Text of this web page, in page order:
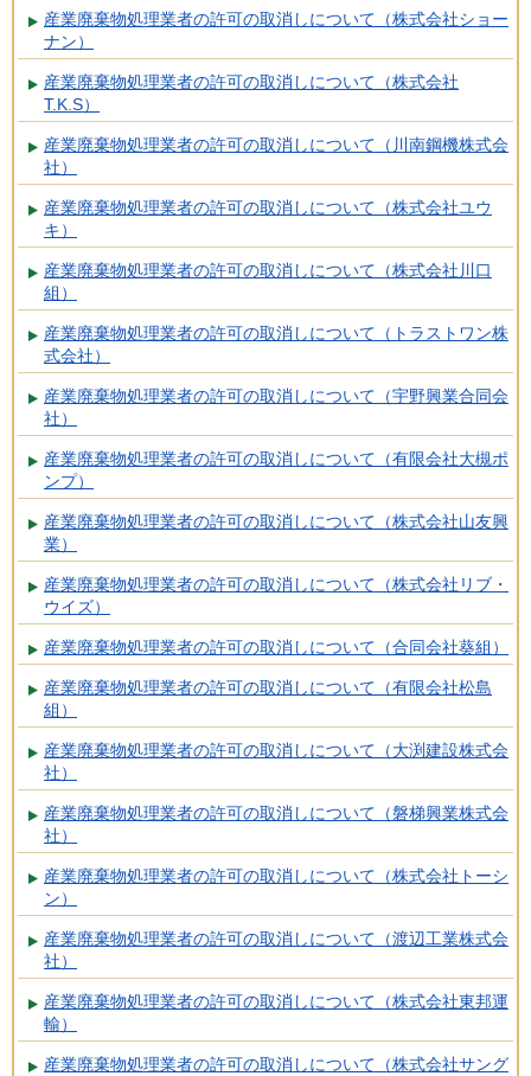
産業廃棄物処理業者の許可の取消しについて（株式会社ショー
ナン）
産業廃棄物処理業者の許可の取消しについて（株式会社
T.K.S）
産業廃棄物処理業者の許可の取消しについて（川南鋼機株式会
社）
産業廃棄物処理業者の許可の取消しについて（株式会社ユウ
キ）
産業廃棄物処理業者の許可の取消しについて（株式会社川口
組）
産業廃棄物処理業者の許可の取消しについて（トラストワン株
式会社）
産業廃棄物処理業者の許可の取消しについて（宇野興業合同会
社）
産業廃棄物処理業者の許可の取消しについて（有限会社大槻ポ
ンプ）
産業廃棄物処理業者の許可の取消しについて（株式会社山友興
業）
産業廃棄物処理業者の許可の取消しについて（株式会社リブ・
ウイズ）
産業廃棄物処理業者の許可の取消しについて（合同会社葵組）
産業廃棄物処理業者の許可の取消しについて（有限会社松島
組）
産業廃棄物処理業者の許可の取消しについて（大渕建設株式会
社）
産業廃棄物処理業者の許可の取消しについて（磐梯興業株式会
社）
産業廃棄物処理業者の許可の取消しについて（株式会社トーシ
ン）
産業廃棄物処理業者の許可の取消しについて（渡辺工業株式会
社）
産業廃棄物処理業者の許可の取消しについて（株式会社東邦運
輸）
産業廃棄物処理業者の許可の取消しについて（株式会社サング